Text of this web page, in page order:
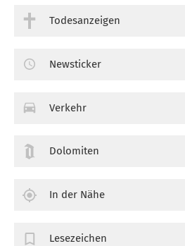
Todesanzeigen
Newsticker
Verkehr
Dolomiten
In der Nähe
Lesezeichen